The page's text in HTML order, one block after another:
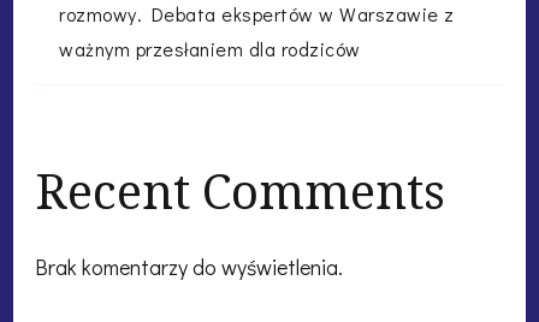
rozmowy. Debata ekspertów w Warszawie z
ważnym przesłaniem dla rodziców
Recent Comments
Brak komentarzy do wyświetlenia.